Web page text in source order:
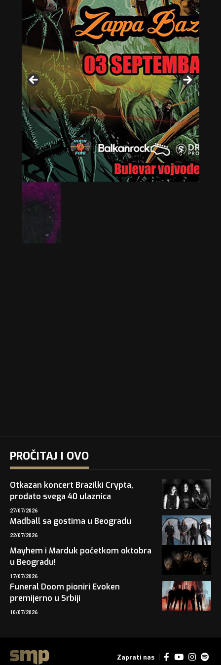
PROČITAJ I OVO
Otkazan koncert Brazilki Crypta,
prodato svega 40 ulaznica
27/07/2026
Madball sa gostima u Beogradu
22/07/2026
Mayhem i Marduk početkom oktobra
u Beogradu!
17/07/2026
Funeral Doom pioniri Evoken
premijerno u Srbiji
10/07/2026
Zaprati nas